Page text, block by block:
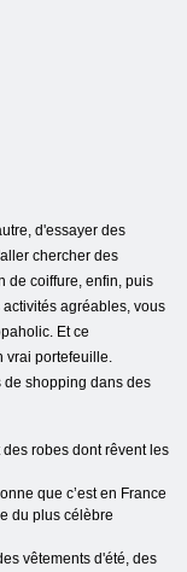
d'essayer des
chercher des
de coiffure, enfin, puis
agréables, vous
Et ce
portefeuille.
de shopping dans des
robes dont rêvent les
que c’est en France
du plus célèbre
vêtements d'été, des